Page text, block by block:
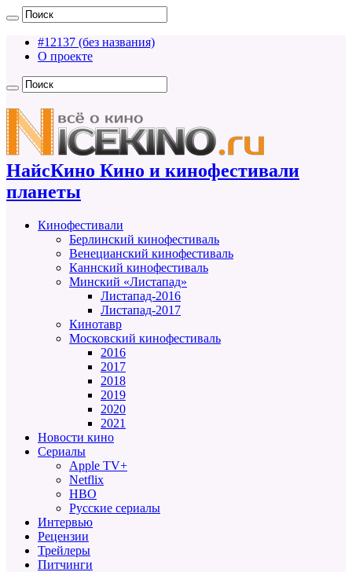
#12137 (без названия)
О проекте
НайсКино Кино и кинофестивали
планеты
Кинофестивали
Берлинский кинофестиваль
Венецианский кинофестиваль
Каннский кинофестиваль
Минский «Листапад»
Листапад-2016
Листапад-2017
Кинотавр
Московский кинофестиваль
2016
2017
2018
2019
2020
2021
Новости кино
Сериалы
Apple TV+
Netflix
HBO
Русские сериалы
Интервью
Рецензии
Трейлеры
Питчинги